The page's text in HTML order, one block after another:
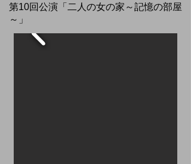
​第10回公演「二人の女の家～記憶の部屋
～」